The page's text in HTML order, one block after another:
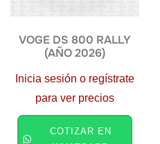
VOGE DS 800 RALLY
(AÑO 2026)
Inicia sesión o regístrate
para ver precios
COTIZAR EN